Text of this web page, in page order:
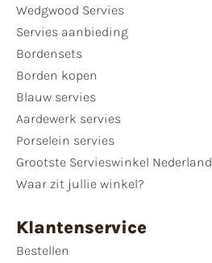
Wedgwood Servies
Servies aanbieding
Bordensets
Borden kopen
Blauw servies
Aardewerk servies
Porselein servies
Grootste Servieswinkel Nederland
Waar zit jullie winkel?
Klantenservice
Bestellen